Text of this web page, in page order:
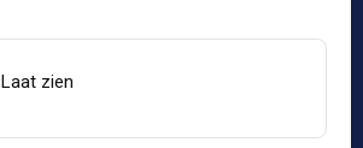
Laat zien